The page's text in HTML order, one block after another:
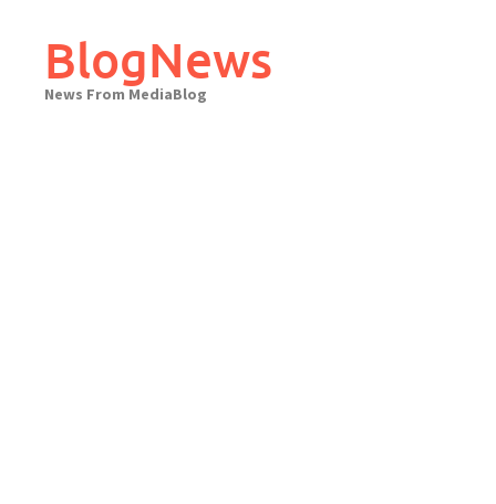
contentBlogNews
News From MediaBlog